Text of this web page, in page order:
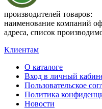
производителей товаров:
наименование компаний
адреса, список
Клиентам
О каталоге
Вход в личный
Пользовательское
Политика
Новости